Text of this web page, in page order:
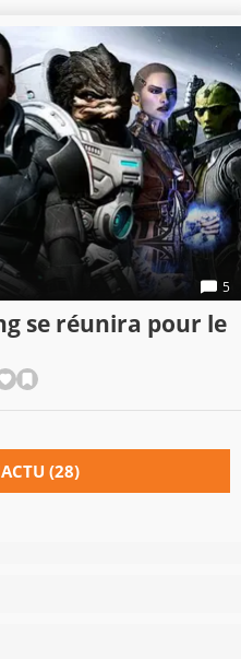
5
se réunira pour le
(28)